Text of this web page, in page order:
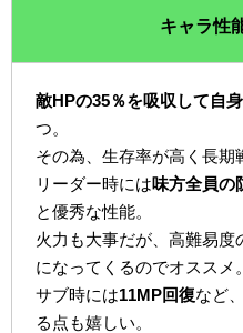
キャラ性
敵HPの35％を吸収して自
つ。
その為、生存率が高く長期
リーダー時には味方全員の
と優秀な性能。
火力も大事だが、高難易
になってくるのでオススメ。
サブ時には11MP回復など
る点も嬉しい。